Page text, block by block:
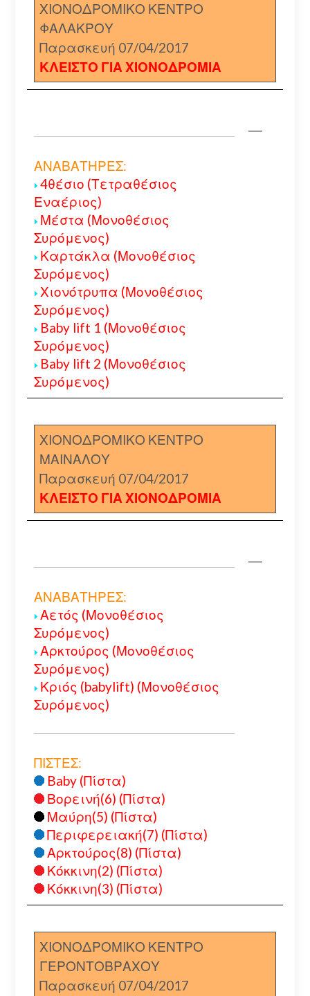
ΧΙΟΝΟΔΡΟΜΙΚΟ ΚΕΝΤΡΟ
ΦΑΛΑΚΡΟΥ
Παρασκευή 07/04/2017
ΚΛΕΙΣΤΟ ΓΙΑ ΧΙΟΝΟΔΡΟΜΙΑ
ΑΝΑΒΑΤΗΡΕΣ:
4θέσιο (Τετραθέσιος
Εναέριος)
Μέστα (Μονοθέσιος
Συρόμενος)
Καρτάκλα (Μονοθέσιος
Συρόμενος)
Χιονότρυπα (Μονοθέσιος
Συρόμενος)
Baby lift 1 (Μονοθέσιος
Συρόμενος)
Baby lift 2 (Μονοθέσιος
Συρόμενος)
ΧΙΟΝΟΔΡΟΜΙΚΟ ΚΕΝΤΡΟ
ΜΑΙΝΑΛΟΥ
Παρασκευή 07/04/2017
ΚΛΕΙΣΤΟ ΓΙΑ ΧΙΟΝΟΔΡΟΜΙΑ
ΑΝΑΒΑΤΗΡΕΣ:
Αετός (Μονοθέσιος
Συρόμενος)
Αρκτούρος (Μονοθέσιος
Συρόμενος)
Κριός (babylift) (Μονοθέσιος
Συρόμενος)
ΠΙΣΤΕΣ:
Baby (Πίστα)
Βορεινή(6) (Πίστα)
Μαύρη(5) (Πίστα)
Περιφερειακή(7) (Πίστα)
Αρκτούρος(8) (Πίστα)
Κόκκινη(2) (Πίστα)
Κόκκινη(3) (Πίστα)
ΧΙΟΝΟΔΡΟΜΙΚΟ ΚΕΝΤΡΟ
ΓΕΡΟΝΤΟΒΡΑΧΟΥ
Παρασκευή 07/04/2017